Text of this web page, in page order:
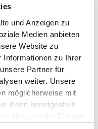
und Anzeigen zu
Medien anbieten
Website zu
Informationen zu Ihrer
Partner für
weiter. Unsere
möglicherweise mit
ihnen bereitgestellt
Double Degree